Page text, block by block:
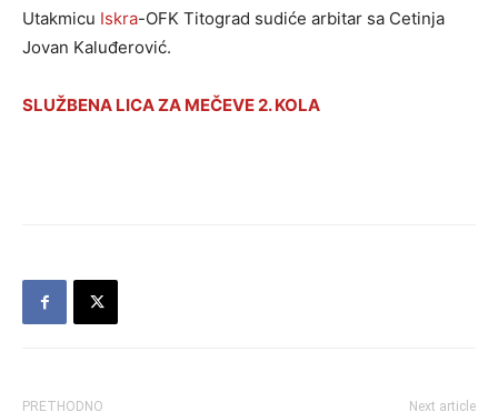
Utakmicu Iskra-OFK Titograd sudiće arbitar sa Cetinja
Jovan Kaluđerović.
SLUŽBENA LICA ZA MEČEVE 2. KOLA
PRETHODNO Next article